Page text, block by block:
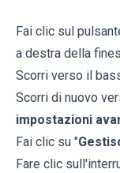
Fai clic sul
a destra della
Scorri verso il
Scorri di nuovo
impostazioni
Fai clic su "
Fare clic